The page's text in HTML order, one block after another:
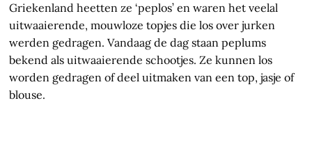
Griekenland heetten ze ‘peplos’ en waren het veelal
uitwaaierende, mouwloze topjes die los over jurken
werden gedragen. Vandaag de dag staan peplums
bekend als uitwaaierende schootjes. Ze kunnen los
worden gedragen of deel uitmaken van een top, jasje of
blouse.